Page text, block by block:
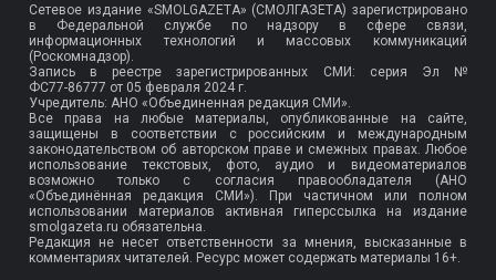
Сетевое издание «SMOLGAZETA» (СМОЛГАЗЕТА) зарегистрировано
в Федеральной службе по надзору в сфере связи,
информационных технологий и массовых коммуникаций
(Роскомнадзор).
Запись в реестре зарегистрированных СМИ: серия Эл №
ФС77-86777 от 05 февраля 2024 г.
Учредитель: АНО «Объединенная редакция СМИ».
Все права на любые материалы, опубликованные на сайте,
защищены в соответствии с российским и международным
законодательством об авторском праве и смежных правах. Любое
использование текстовых, фото, аудио и видеоматериалов
возможно только с согласия правообладателя (АНО
«Объединённая редакция СМИ»). При частичном или полном
использовании материалов активная гиперссылка на издание
smolgazeta.ru обязательна.
Редакция не несет ответственности за мнения, высказанные в
комментариях читателей. Ресурс может содержать материалы 16+.